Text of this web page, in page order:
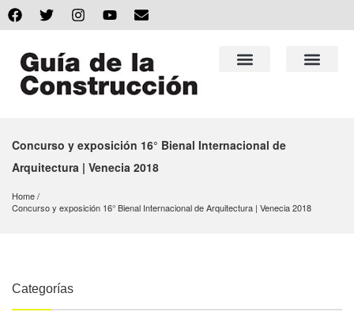
Concurso y exposición 16° Bienal Internacional de
Arquitectura | Venecia 2018
Home
Concurso y exposición 16° Bienal Internacional de Arquitectura | Venecia 2018
Categorías